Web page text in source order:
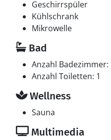
Geschirrspüler
Kühlschrank
Mikrowelle
Bad
Anzahl Badezimmer:
Anzahl Toiletten: 1
Wellness
Sauna
Multimedia